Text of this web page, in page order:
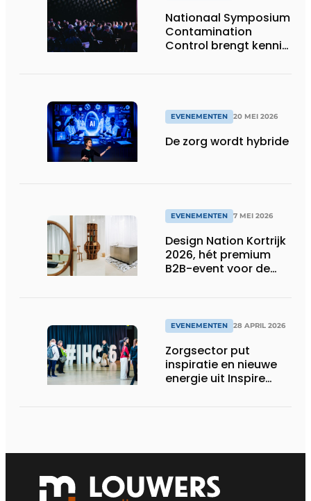
Nationaal Symposium
Contamination
Control brengt kennis,
EVENEMENTEN 20 MEI 2026
De zorg wordt hybride
EVENEMENTEN 7 MEI 2026
Design Nation Kortrijk
2026, hét premium
B2B-event voor de
EVENEMENTEN 28 APRIL 2026
Zorgsector put
inspiratie en nieuwe
energie uit Inspire